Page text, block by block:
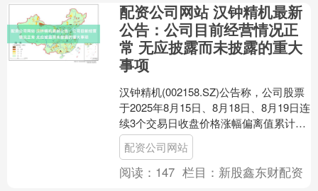
配资公司网站 汉钟精机最新
公告：公司目前经营情况正
常 无应披露而未披露的重大
事项
汉钟精机(002158.SZ)公告称，公司股票
于2025年8月15日、8月18日、8月19日连
续3个交易日收盘价格涨幅偏离值累计超
过20%，属于股票交易异常波动....
配资公司网站
阅读： 147 栏目： 新股鑫东财配资